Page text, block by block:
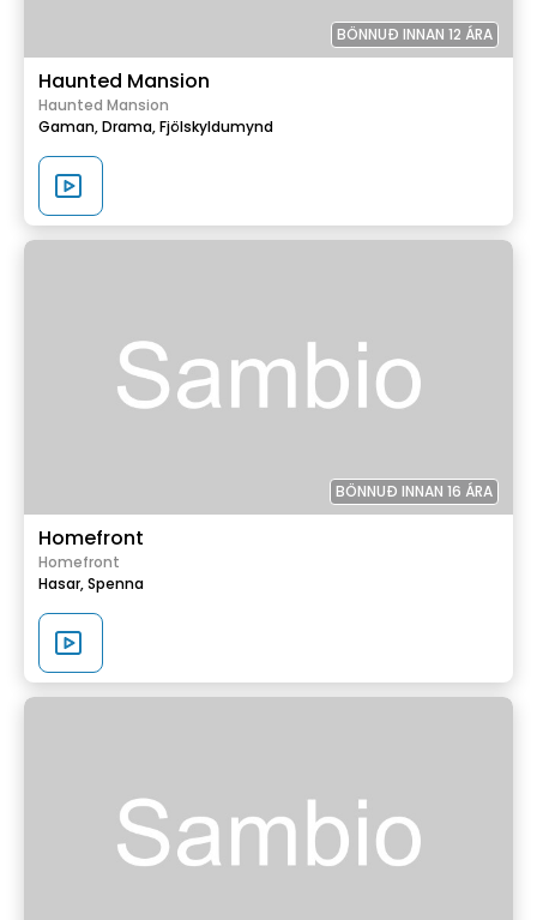
BÖNNUÐ INNAN 12 ÁRA
Haunted Mansion
Haunted Mansion
Gaman,Drama,Fjölskyldumynd
BÖNNUÐ INNAN 16 ÁRA
Homefront
Homefront
Hasar,Spenna